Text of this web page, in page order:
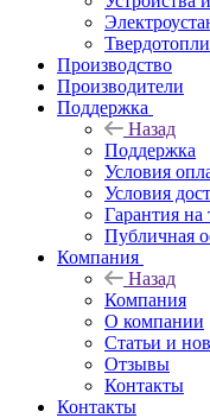
Производство
Производители
Поддержка
Назад
Поддержка
Условия
Условия
Гарантия на
Публичная
Компания
Назад
Компания
О компании
Статьи и
Отзывы
Контакты
Контакты